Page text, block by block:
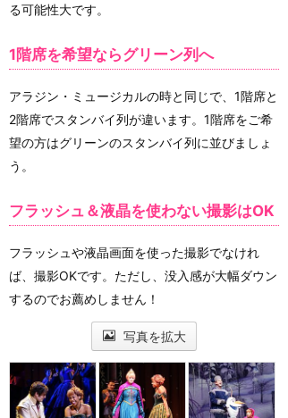
る可能性大です。
1階席を希望ならグリーン列へ
アラジン・ミュージカルの時と同じで、1階席と
2階席でスタンバイ列が違います。1階席をご希
望の方はグリーンのスタンバイ列に並びましょ
う。
フラッシュ＆液晶を使わない撮影はOK
フラッシュや液晶画面を使った撮影でなけれ
ば、撮影OKです。ただし、没入感が大幅ダウン
するのでお薦めしません！
写真を拡大